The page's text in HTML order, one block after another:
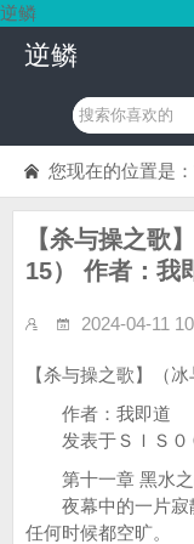
逆鳞
逆鳞
您现在的位置是：
【杀与操之歌
15） 作者：我
2024-04-11
【杀与操之歌】（
作者：我即道
发表于ＳＩＳ０
第十一章 黑水
夜幕中的一片寂
任何时候都空旷